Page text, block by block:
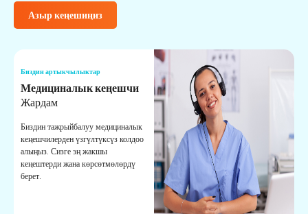
Азыр кеңешиңиз
Биздин артыкчылыктар
Медициналык кеңешчи
Жардам
Биздин тажрыйбалуу медициналык
кеңешчилерден үзгүлтүксүз колдоо
алыңыз. Сизге эң жакшы
кеңештерди жана көрсөтмөлөрдү
берет.